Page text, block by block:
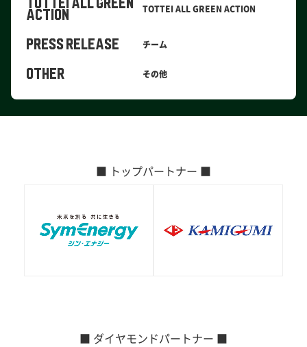
TOTTEI ALL GREEN
ACTION TOTTEI ALL GREEN ACTION
PRESS RELEASE チーム
OTHER その他
■ トップパートナー ■
■ ダイヤモンドパートナー ■